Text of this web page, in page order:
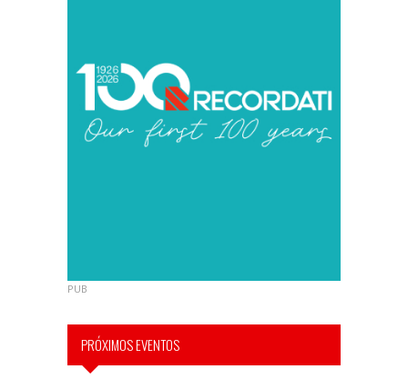
PUB
PRÓXIMOS EVENTOS